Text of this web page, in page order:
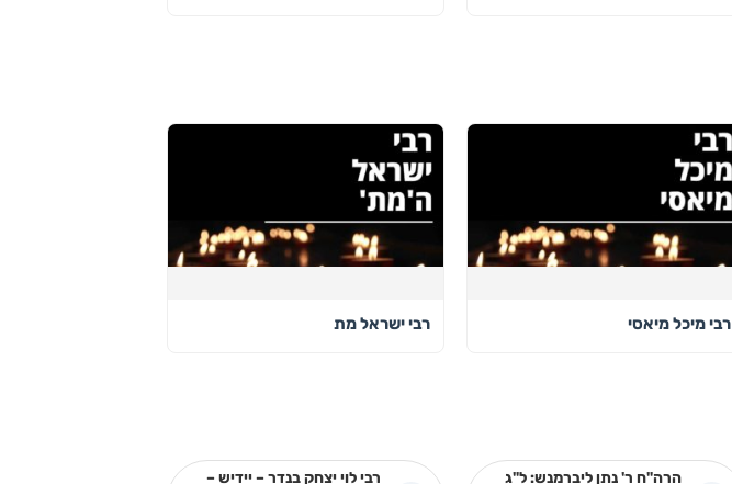
רבי מיכל מיאסי רבי ישראל מת
הרה"ח ר' נתן ליברמנש: ל"ג רבי לוי יצחק בנדר – יידיש –